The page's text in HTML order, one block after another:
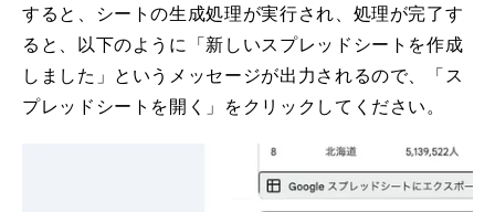
すると、シートの生成処理が実行され、処理が完了す
ると、以下のように「新しいスプレッドシートを作成
しました」というメッセージが出力されるので、「ス
プレッドシートを開く」をクリックしてください。